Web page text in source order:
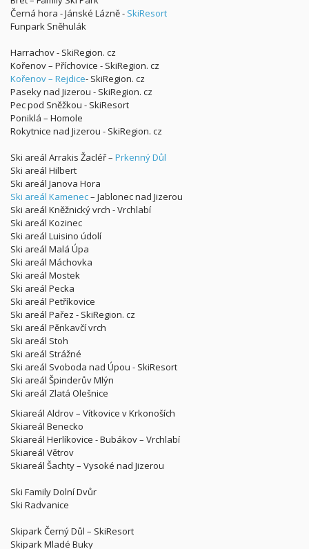
Černá hora - Jánské Lázně - SkiResort
Funpark Sněhulák
Harrachov - SkiRegion. cz
Kořenov – Příchovice - SkiRegion. cz
Kořenov – Rejdice- SkiRegion. cz
Paseky nad Jizerou - SkiRegion. cz
Pec pod Sněžkou - SkiResort
Poniklá – Homole
Rokytnice nad Jizerou - SkiRegion. cz
Ski areál Arrakis Žacléř – Prkenný Důl
Ski areál Hilbert
Ski areál Janova Hora
Ski areál Kamenec– Jablonec nad Jizerou
Ski areál Kněžnický vrch - Vrchlabí
Ski areál Kozinec
Ski areál Luisino údolí
Ski areál Malá Úpa
Ski areál Máchovka
Ski areál Mostek
Ski areál Pecka
Ski areál Petříkovice
Ski areál Pařez - SkiRegion. cz
Ski areál Pěnkavčí vrch
Ski areál Stoh
Ski areál Strážné
Ski areál Svoboda nad Úpou - SkiResort
Ski areál Špinderův Mlýn
Ski areál Zlatá Olešnice
Skiareál Aldrov – Vítkovice v Krkonoších
Skiareál Benecko
Skiareál Herlíkovice - Bubákov – Vrchlabí
Skiareál Větrov
Skiareál Šachty – Vysoké nad Jizerou
Ski Family Dolní Dvůr
Ski Radvanice
Skipark Černý Důl – SkiResort
Skipark Mladé Buky